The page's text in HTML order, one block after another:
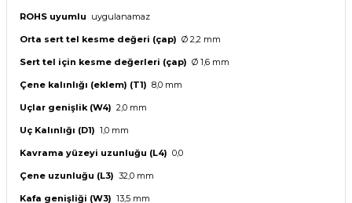
ROHS uyumlu uygulanamaz
Orta sert tel kesme değeri (çap) Ø 2,2 mm
Sert tel için kesme değerleri (çap) Ø 1,6 mm
Çene kalınlığı (eklem) (T1) 8,0 mm
Uçlar genişlik (W4) 2,0 mm
Uç Kalınlığı (D1) 1,0 mm
Kavrama yüzeyi uzunluğu (L4) 0,0
Çene uzunluğu (L3) 32,0 mm
Kafa genişliği (W3) 13,5 mm